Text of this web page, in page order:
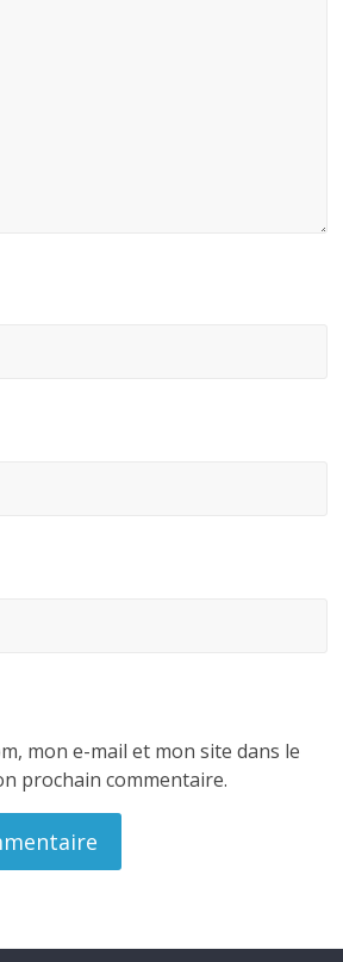
mon e-mail et mon site dans le
prochain commentaire.